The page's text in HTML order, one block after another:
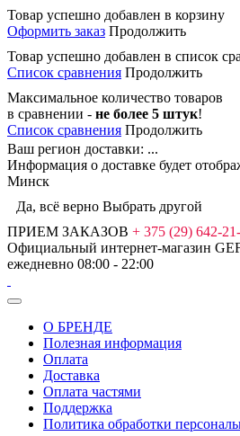
Товар успешно добавлен в корзину
Оформить заказ Продолжить
Товар успешно добавлен в список
Список сравнения Продолжить
Максимальное количество товаров
в сравнении - не более 5 штук!
Список сравнения Продолжить
Ваш регион доставки: ...
Информация о доставке будет
Минск
Да, всё верно Выбрать другой
ПРИЕМ ЗАКАЗОВ + 375 (29) 642-
Официальный интернет-магазин
ежедневно 08:00 - 22:00
О БРЕНДЕ
Полезная информация
Оплата
Доставка
Оплата частями
Поддержка
Политика обработки